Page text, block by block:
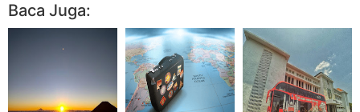
Baca Juga: